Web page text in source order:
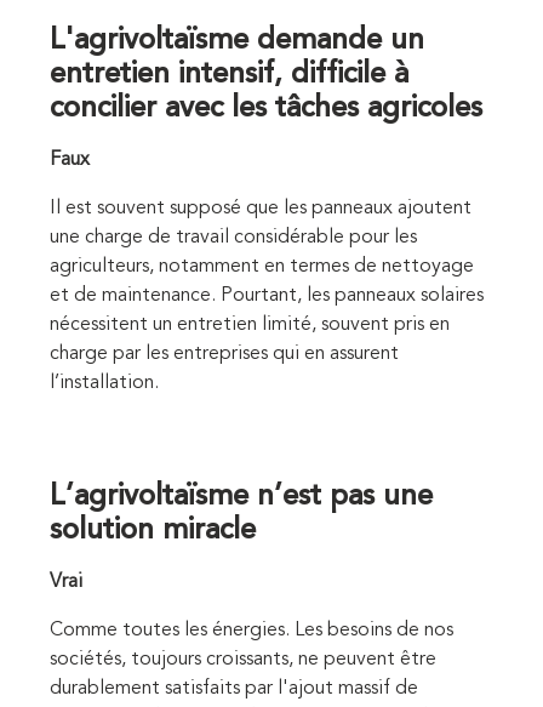
L'agrivoltaïsme demande un
entretien intensif, difficile à
concilier avec les tâches agricoles
Faux
Il est souvent supposé que les panneaux ajoutent
une charge de travail considérable pour les
agriculteurs, notamment en termes de nettoyage
et de maintenance. Pourtant, les panneaux solaires
nécessitent un entretien limité, souvent pris en
charge par les entreprises qui en assurent
l’installation.
L’agrivoltaïsme n’est pas une
solution miracle
Vrai
Comme toutes les énergies. Les besoins de nos
sociétés, toujours croissants, ne peuvent être
durablement satisfaits par l'ajout massif de